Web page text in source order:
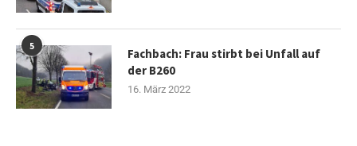
5
Fachbach: Frau stirbt bei Unfall auf
der B260
16. März 2022